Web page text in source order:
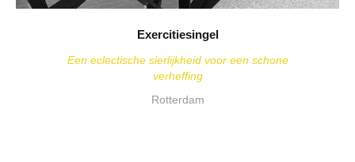
Exercitiesingel
Een eclectische sierlijkheid voor een schone
verheffing
Rotterdam